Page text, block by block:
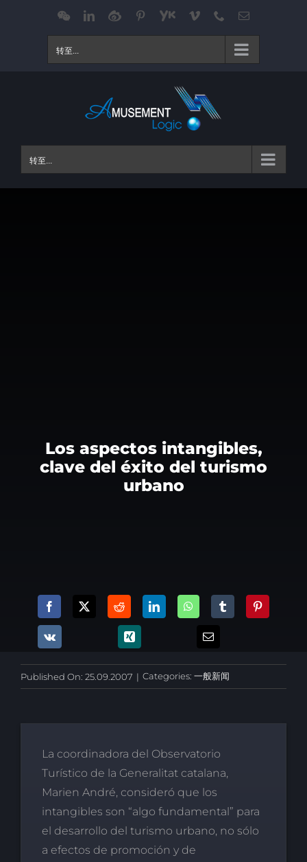
WeChatLinkedIn
Weibo Pinterest
Youku Vimeo Phone电
转至...
转至...
Los aspectos intangibles,
clave del éxito del turismo
urbano
Published On: 25.09.2007 | Categories: 一般新闻
La coordinadora del Observatorio
Turístico de la Generalitat catalana,
Marien André, consideró que los
intangibles son “algo fundamental” para
el desarrollo del turismo urbano, no sólo
a efectos de promoción y de